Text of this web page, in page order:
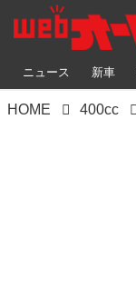
ニュース 新車
HOME 400cc